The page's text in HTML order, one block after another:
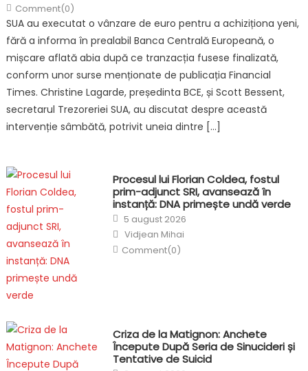
Comment(0)
SUA au executat o vânzare de euro pentru a achiziționa yeni,
fără a informa în prealabil Banca Centrală Europeană, o
mișcare aflată abia după ce tranzacția fusese finalizată,
conform unor surse menționate de publicația Financial
Times. Christine Lagarde, președinta BCE, și Scott Bessent,
secretarul Trezoreriei SUA, au discutat despre această
intervenție sâmbătă, potrivit uneia dintre […]
Procesul lui Florian Coldea, fostul
prim-adjunct SRI, avansează în
instanță: DNA primește undă verde
Posted
on
5 august 2026
Author
Vidjean Mihai
Comment(0)
Criza de la Matignon: Anchete
Începute După Seria de Sinucideri și
Tentative de Suicid